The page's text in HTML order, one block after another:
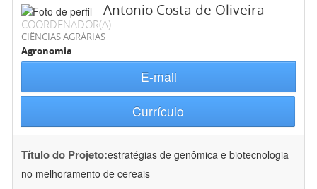
Antonio Costa de Oliveira
COORDENADOR(A)
CIÊNCIAS AGRÁRIAS
Agronomia
E-mail
Currículo
Título do Projeto:estratégias de genômica e biotecnologia
no melhoramento de cereais